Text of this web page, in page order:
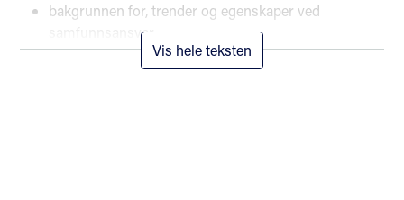
Vis hele teksten
bakgrunnen for, trender og egenskaper ved
samfunnsansvar
prinsipper og praksis knyttet til samfunnsansvar
viktige emner og saker knyttet til samfunnsansvar